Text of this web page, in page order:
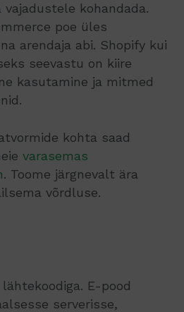
vajadustele kohandada.
poe üles
arendaja abi. Shopify kui
seevastu on kiire
kasutamine ja mitmed
kohta saad
varasemas
. Toome järgnevalt ära
võrdluse.
E-pood
serverisse,